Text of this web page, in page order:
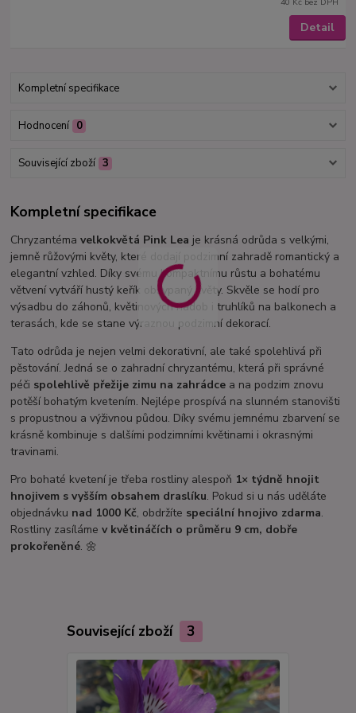
Detail
Kompletní specifikace
Hodnocení 0
Související zboží 3
Kompletní specifikace
Chryzantémavelkokvětá Pink Lea je krásná odrůda s velkými,
jemně růžovými květy, které dodají podzimní zahradě romantický a
elegantní vzhled. Díky svému kompaktnímu růstu a bohatému
větvení vytváří hustý keřík obsypaný květy. Skvěle se hodí pro
výsadbu do záhonů, květinových nádob i truhlíků na balkonech a
terasách, kde se stane výraznou podzimní dekorací.
Tato odrůda je nejen velmi dekorativní, ale také spolehlivá při
pěstování. Jedná se o zahradní chryzantému, která při správné
péči spolehlivě přežije zimu na zahrádce a na podzim znovu
potěší bohatým kvetením. Nejlépe prospívá na slunném stanovišti
s propustnou a výživnou půdou. Díky svému jemnému zbarvení se
krásně kombinuje s dalšími podzimními květinami i okrasnými
travinami.
Pro bohaté kvetení je třeba rostliny alespoň 1× týdně hnojit
hnojivem s vyšším obsahem draslíku. Pokud si u nás uděláte
objednávku nad 1000 Kč, obdržíte speciální hnojivo zdarma.
Rostliny zasílámev květináčích o průměru 9 cm, dobře
prokořeněné. 🌼
Související zboží 3